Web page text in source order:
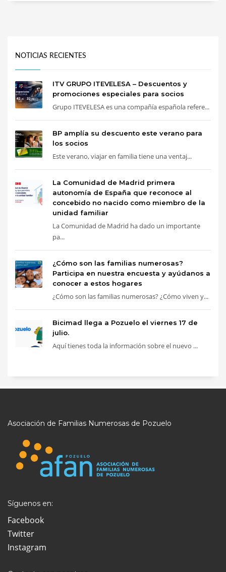
NOTICIAS RECIENTES
ITV GRUPO ITEVELESA – Descuentos y
promociones especiales para socios
Grupo ITEVELESA es una compañía española refere...
BP amplía su descuento este verano para
los socios
Este verano, viajar en familia tiene una ventaj...
La Comunidad de Madrid primera
autonomía de España que reconoce al
concebido no nacido como miembro de la
unidad familiar
La Comunidad de Madrid ha dado un importante
pa...
¿Cómo son las familias numerosas?
Participa en nuestra encuesta y ayúdanos a
conocer a estos hogares
¿Cómo son las familias numerosas? ¿Cómo viven y...
Bicimad llega a Pozuelo el viernes 17 de
julio.
Aquí tienes toda la información sobre el nuevo ...
Asociación de Familias Numerosas de Pozuelo
Síguenos en:
Facebook
Twitter
Instagram